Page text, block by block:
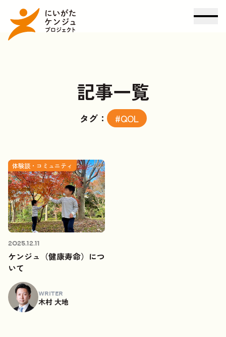
記事一覧
タグ： #QOL
体験談・コミュニティ
2025.12.11
ケンジュ（健康寿命）につ
いて
WRITER
木村 大地